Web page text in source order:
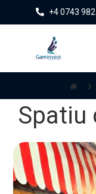
+4 0743
Spatiu